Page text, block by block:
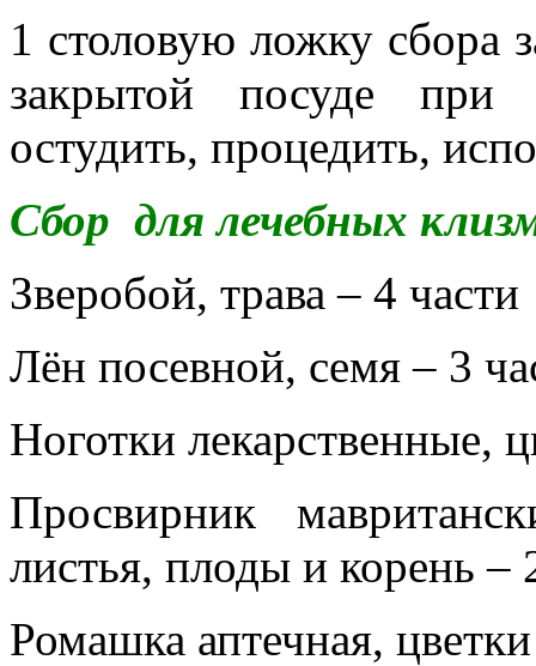
1 столовую ложку сбора
закрытой посуде
остудить, процедить,
Сбор для лечебных
Зверобой, трава – 4 части
Лён посевной, семя – 3
Ноготки лекарственные,
Просвирник
листья, плоды и корень –
Ромашка аптечная,